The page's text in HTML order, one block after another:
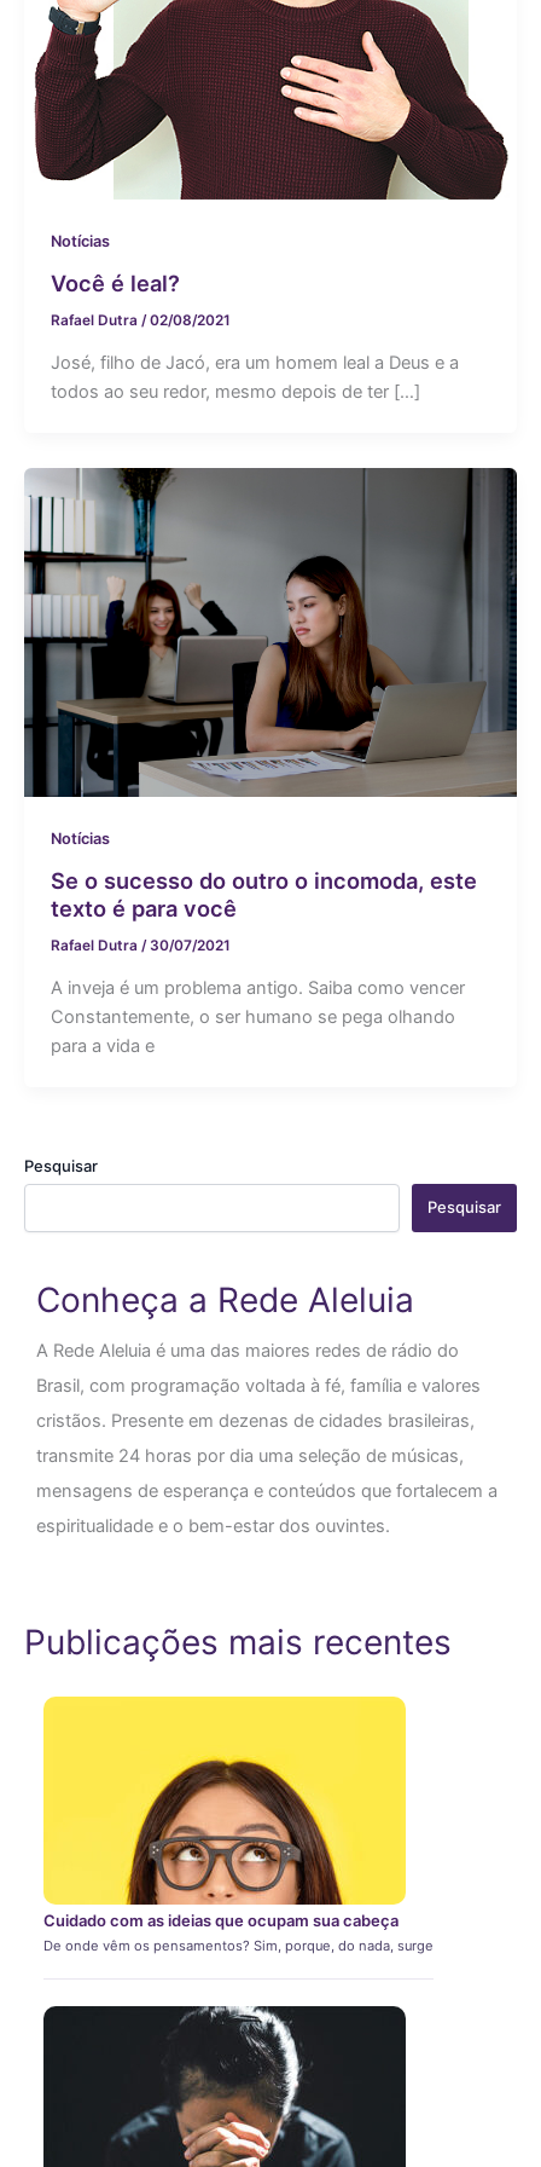
Notícias
Você é leal?
Rafael Dutra /02/08/2021
José, filho de Jacó, era um homem leal a Deus e a
todos ao seu redor, mesmo depois de ter […]
Notícias
Se o sucesso do outro o incomoda, este
texto é para você
Rafael Dutra / 30/07/2021
A inveja é um problema antigo. Saiba como vencer
Constantemente, o ser humano se pega olhando
para a vida e
Pesquisar
Pesquisar
Conheça a Rede Aleluia
A Rede Aleluia é uma das maiores redes de rádio do
Brasil, com programação voltada à fé, família e valores
cristãos. Presente em dezenas de cidades brasileiras,
transmite 24 horas por dia uma seleção de músicas,
mensagens de esperança e conteúdos que fortalecem a
espiritualidade e o bem-estar dos ouvintes.
Publicações mais recentes
Cuidado com as ideias que ocupam sua cabeça
De onde vêm os pensamentos? Sim, porque, do nada, surge